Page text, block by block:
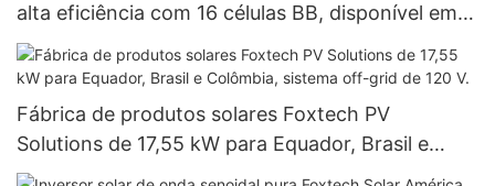
alta eficiência com 16 células BB, disponível em
potências de 590 W, 620 W, 630 W e 650 W.
Fábrica de produtos solares Foxtech PV
Solutions de 17,55 kW para Equador, Brasil e
Colômbia, sistema off-grid de 120 V.